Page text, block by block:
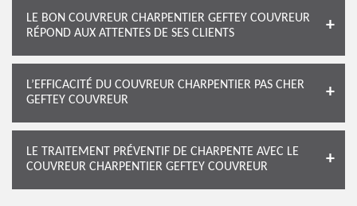
LE BON COUVREUR CHARPENTIER GEFTEY COUVREUR
RÉPOND AUX ATTENTES DE SES CLIENTS
L’EFFICACITÉ DU COUVREUR CHARPENTIER PAS CHER
GEFTEY COUVREUR
LE TRAITEMENT PRÉVENTIF DE CHARPENTE AVEC LE
COUVREUR CHARPENTIER GEFTEY COUVREUR